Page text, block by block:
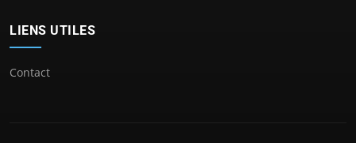
LIENS UTILES
Contact